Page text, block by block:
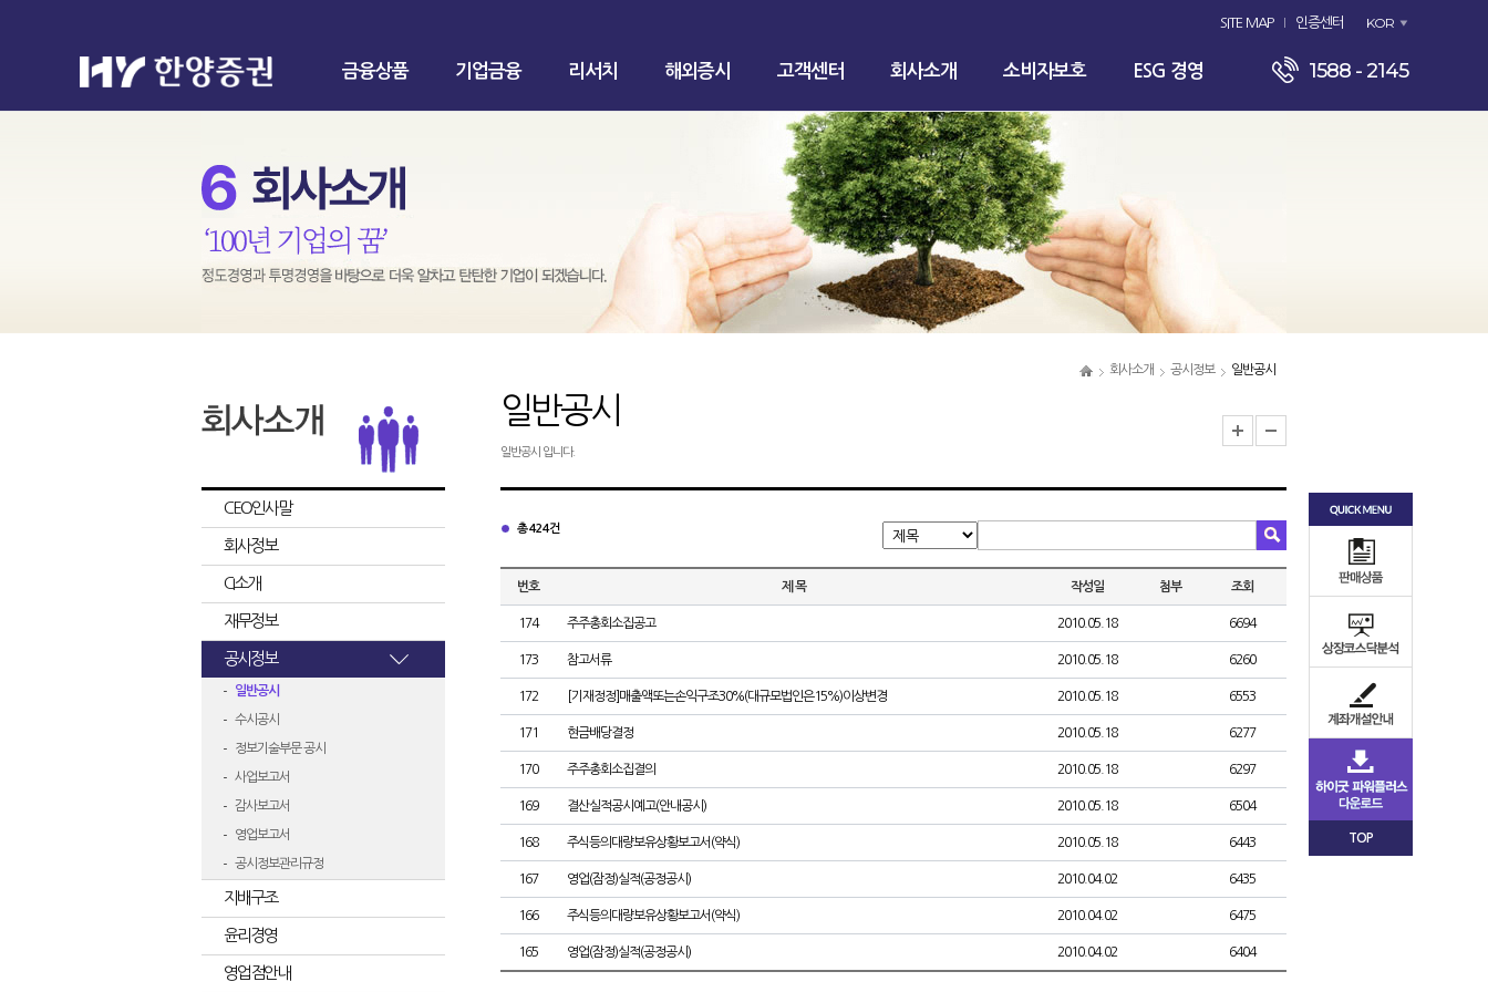
SITE MAP 인증센터 KOR
금융상품 기업금융 리서치 해외증시 고객센터 회사소개 소비자보호 ESG 경영 1588 - 2145
회사소개 공시정보 일반공시
CEO인사말
회사정보
CI소개
재무정보
공시정보
일반공시
수시공시
정보기술부문 공시
사업보고서
감사보고서
영업보고서
공시정보관리규정
지배구조
윤리경영
영업점안내
일반공시
일반공시 입니다.
총 424건
번호 제 목 작성일 첨부 조회
174 주주총회소집공고 2010.05.18 6694
173 참고서류 2010.05.18 6260
172 [기재정정]매출액또는손익구조30%(대규모법인은15%)이상변경 2010.05.18 6553
171 현금배당결정 2010.05.18 6277
170 주주총회소집결의 2010.05.18 6297
169 결산실적공시예고(안내공시) 2010.05.18 6504
168 주식등의대량보유상황보고서(약식) 2010.05.18 6443
167 영업(잠정)실적(공정공시) 2010.04.02 6435
166 주식등의대량보유상황보고서(약식) 2010.04.02 6475
165 영업(잠정)실적(공정공시) 2010.04.02 6404
TOP